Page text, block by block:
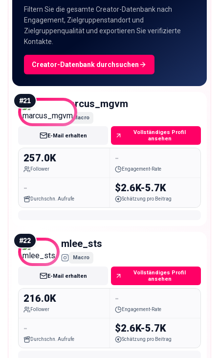
Filtern Sie die gesamte Creator-Datenbank nach
Engagement, Zielgruppenstandort und
Zielgruppenqualität und exportieren Sie verifizierte
Kontakte.
Creator-Datenbank durchsuchen
#21 marcus_mgvm
Macro
E-Mail erhalten
Vollständiges Profil
ansehen
257.0K
Follower
-
Engagement-Rate
-
Durchschn. Aufrufe
$2.6K-5.7K
Schätzung pro Beitrag
#22 mlee_sts
Macro
E-Mail erhalten
Vollständiges Profil
ansehen
216.0K
Follower
-
Engagement-Rate
-
Durchschn. Aufrufe
$2.6K-5.7K
Schätzung pro Beitrag